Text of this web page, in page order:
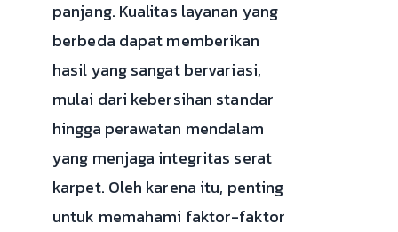
panjang. Kualitas layanan yang
berbeda dapat memberikan
hasil yang sangat bervariasi,
mulai dari kebersihan standar
hingga perawatan mendalam
yang menjaga integritas serat
karpet. Oleh karena itu, penting
untuk memahami faktor-faktor